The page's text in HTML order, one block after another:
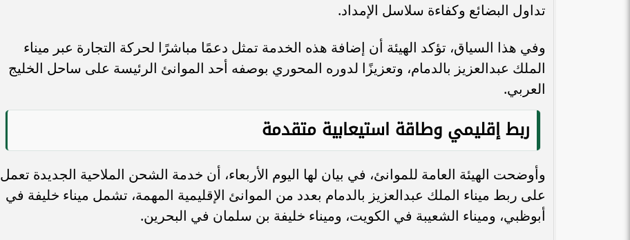
تداول البضائع وكفاءة سلاسل الإمداد.
وفي هذا السياق، تؤكد الهيئة أن إضافة هذه الخدمة تمثل دعمًا مباشرًا لحركة التجارة عبر ميناء
الملك عبدالعزيز بالدمام، وتعزيزًا لدوره المحوري بوصفه أحد الموانئ الرئيسة على ساحل الخليج
العربي.
ربط إقليمي وطاقة استيعابية متقدمة
وأوضحت الهيئة العامة للموانئ، في بيان لها اليوم الأربعاء، أن خدمة الشحن الملاحية الجديدة تعمل
على ربط ميناء الملك عبدالعزيز بالدمام بعدد من الموانئ الإقليمية المهمة، تشمل ميناء خليفة في
أبوظبي، وميناء الشعيبة في الكويت، وميناء خليفة بن سلمان في البحرين.
المهندسة بيان حلوم لـ«طموح»: تأهيل
المرأة وتعزيز مبادئها ورفع استحقاقها
هي الخطوة...
مؤشر السوق السعودية يتراجع 0.12% عند
الافتتاح وسط ضغوط من قطاع النقل
”الأهلي السعودي” يعتزم استرداد صكوك
إضافية من الفئة الأولى بقيمة 1.25 مليار...